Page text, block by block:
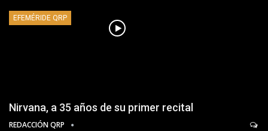
EFEMÉRIDE QRP
Nirvana, a 35 años de su primer recital
REDACCIÓN QRP